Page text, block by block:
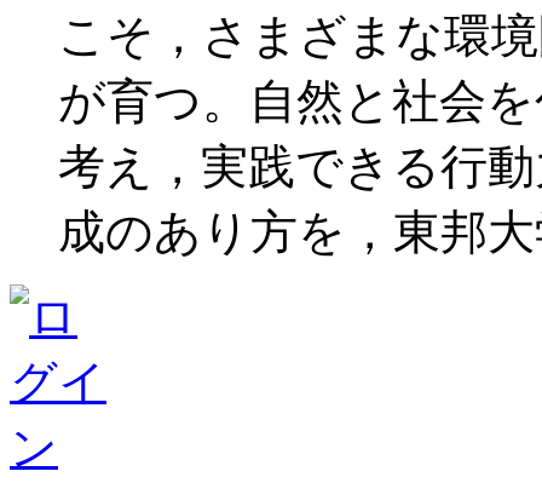
こそ，さまざまな環
が育つ。自然と社会
考え，実践できる行
成のあり方を，東邦